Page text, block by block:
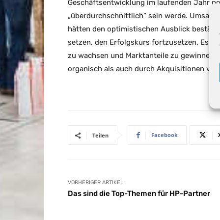
Geschäftsentwicklung im laufenden Jahr
„überdurchschnittlich“ sein werde. Umsatz
hätten den optimistischen Ausblick
setzen, den Erfolgskurs fortzusetzen. Es
zu wachsen und Marktanteile zu gewinnen.
organisch als auch durch Akquisitionen
Teilen Facebook
VORHERIGER ARTIKEL
Das sind die Top-Themen für HP-Partner